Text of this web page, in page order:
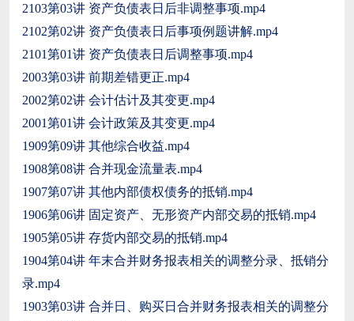
2103第03讲 资产负债表日后非调整事项.mp4
2102第02讲 资产负债表日后事项例题讲解.mp4
2101第01讲 资产负债表日后调整事项.mp4
2003第03讲 前期差错更正.mp4
2002第02讲 会计估计及其变更.mp4
2001第01讲 会计政策及其变更.mp4
1909第09讲 其他综合收益.mp4
1908第08讲 合并现金流量表.mp4
1907第07讲 其他内部债权债务的抵销.mp4
1906第06讲 固定资产、无形资产内部交易的抵销.mp4
1905第05讲 存货内部交易的抵销.mp4
1904第04讲 年末合并财务报表相关的调整分录、抵销分
录.mp4
1903第03讲 合并日、购买日合并财务报表相关的调整分